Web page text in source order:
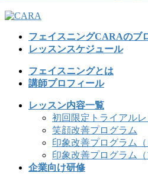
フェイスニングCARAのブ
レッスンスケジュール
フェイスニングとは
講師プロフィール
レッスン内容一覧
初回限定トライアル
笑顔改善プログラム
印象改善プログラム（
印象改善プログラム（
企業向け研修